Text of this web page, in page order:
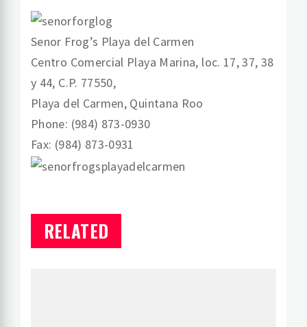
Senor Frog’s Playa del Carmen
Centro Comercial Playa Marina, loc. 17, 37, 38
y 44, C.P. 77550,
Playa del Carmen, Quintana Roo
Phone: (984) 873-0930
Fax: (984) 873-0931
RELATED